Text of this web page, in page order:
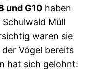
und G10 haben
Müll
waren sie
Vögel bereits
hat sich gelohnt: